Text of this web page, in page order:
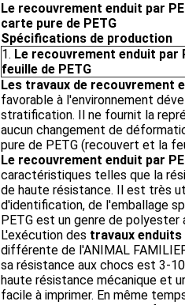
Le recouvrement enduit par
carte pure de PETG
Spécifications de production
1. Le recouvrement enduit par
feuille de PETG
Les travaux de recouvrement
favorable à l'environnement
stratification. Il ne fournit la
aucun changement de
pure de PETG (recouvert et la
Le recouvrement enduit par
caractéristiques telles que la
de haute résistance. Il est très
d'identification, de l'emballage
PETG est un genre de polyester
L'exécution des travaux enduits
différente de l'ANIMAL
sa résistance aux chocs est 3-
haute résistance mécanique et
facile à imprimer. En même